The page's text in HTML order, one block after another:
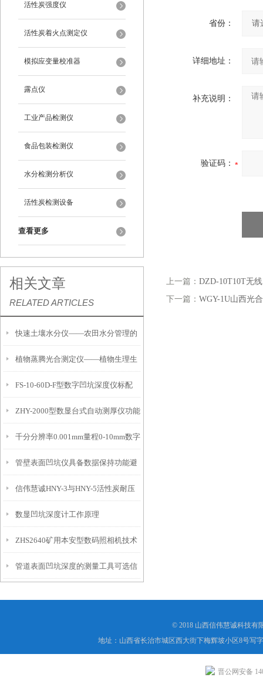
活性炭强度仪
活性炭着火点测定仪
模拟应变量校准器
露点仪
工业产品检测仪
食品包装检测仪
水分检测分析仪
活性炭检测设备
查看更多
相关文章
RELATED ARTICLES
快速土壤水分仪——农田水分管理的
便携式检测工具
植物蒸腾光合测定仪——植物生理生
态的实时监测设备
FS-10-60D-F型数字凹坑深度仪标配
IP54级表头分辨率0.01mm量程
10mm！
ZHY-2000型数显台式自动测厚仪功能
特点
千分分辨率0.001mm量程0-10mm数字
埋头度仪技术参数！
管壁表面凹坑仪具备数据保持功能避
免测试过程中测针移动导致数据变动
信伟慧诚HNY-3与HNY-5活性炭耐压
强度测定仪技术参数！
数显凹坑深度计工作原理
ZHS2640矿用本安型数码照相机技术
参数！
管道表面凹坑深度的测量工具可选信
省份：
详细地址：
补充说明：
验证码：
上一篇： DZD-10T10T无
下一篇： WGY-1U山西光
© 2018 山西信伟慧诚科技有
地址：山西省长治市城区西大街下梅辉坡小区8号写
晋公网安备